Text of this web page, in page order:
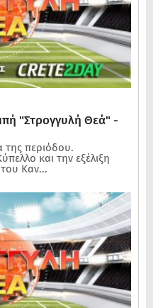
"Στρογγυλή Θεά" -
της περιόδου.
και την εξέλιξη
Καν...